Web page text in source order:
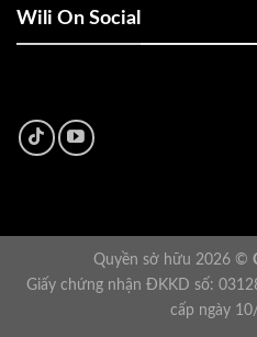
Wili On Social
Quyền sở hữu 2026 ©
Giấy chứng nhận ĐKKD số:
cấp ngày